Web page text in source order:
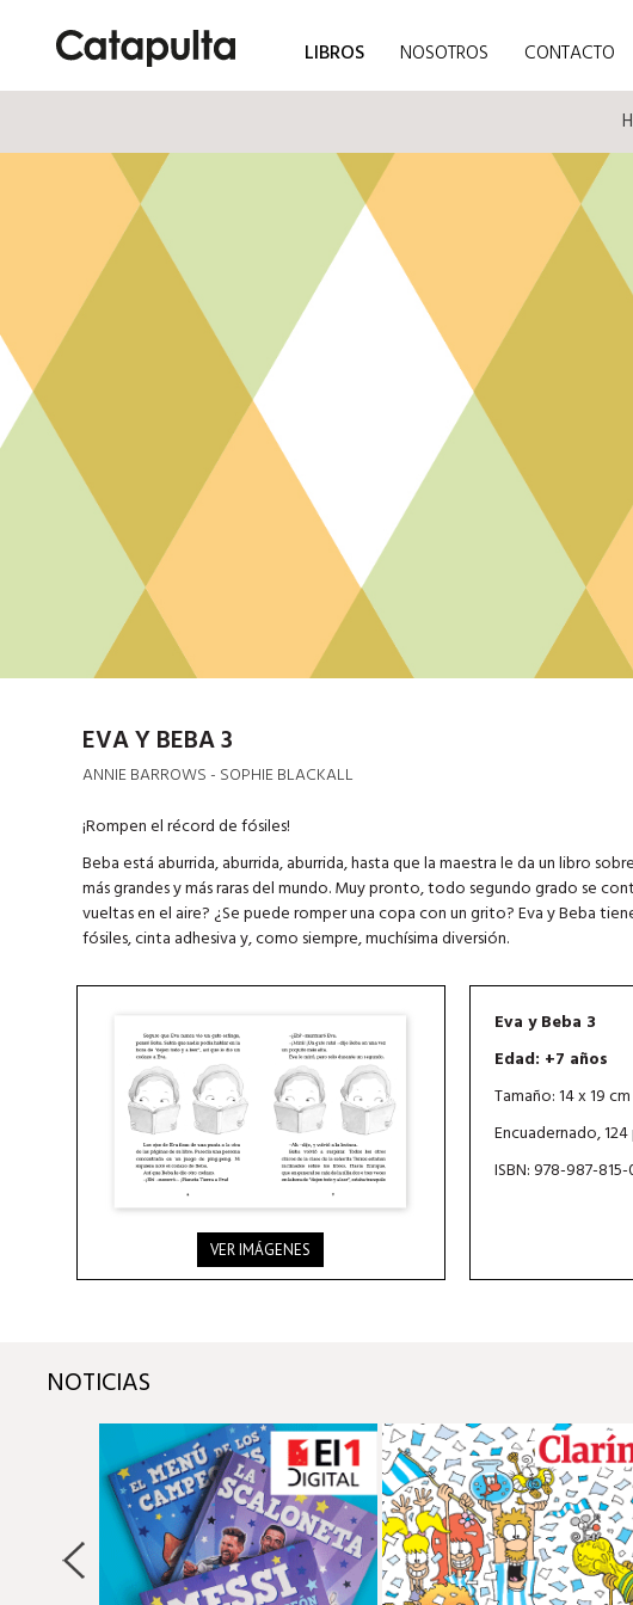
LIBROS NOSOTROS CONTACTO
EVA Y BEBA 3
ANNIE BARROWS - SOPHIE BLACKALL
¡Rompen el récord de fósiles!
Beba está aburrida, aburrida, aburrida, hasta que la maestra le da un libro
más grandes y más raras del mundo. Muy pronto, todo segundo grado se
vueltas en el aire? ¿Se puede romper una copa con un grito? Eva y Beba
fósiles, cinta adhesiva y, como siempre, muchísima diversión.
VER IMÁGENES
Eva y Beba 3
Edad: +7 años
Tamaño: 14 x 19 cm
Encuadernado,
ISBN: 978-987-
NOTICIAS